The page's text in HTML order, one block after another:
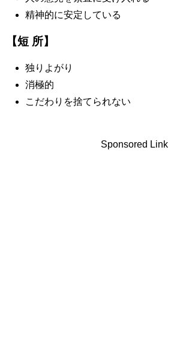
精神的に安定している
【短 所】
独りよがり
消極的
こだわりを捨てられない
Sponsored Link